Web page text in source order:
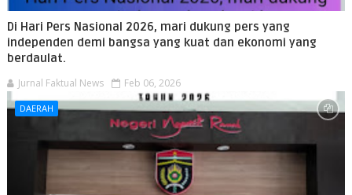
Di Hari Pers Nasional 2026, mari dukung pers yang
independen demi bangsa yang kuat dan ekonomi yang
berdaulat.
Jurnal Faktual News Feb 06, 2026
DAERAH